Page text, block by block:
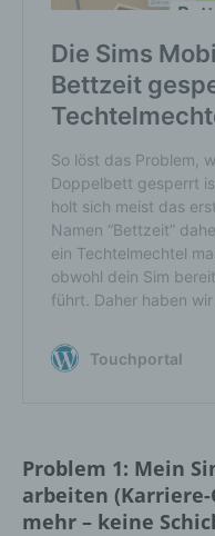
Problem 1: Mein
arbeiten
mehr – keine